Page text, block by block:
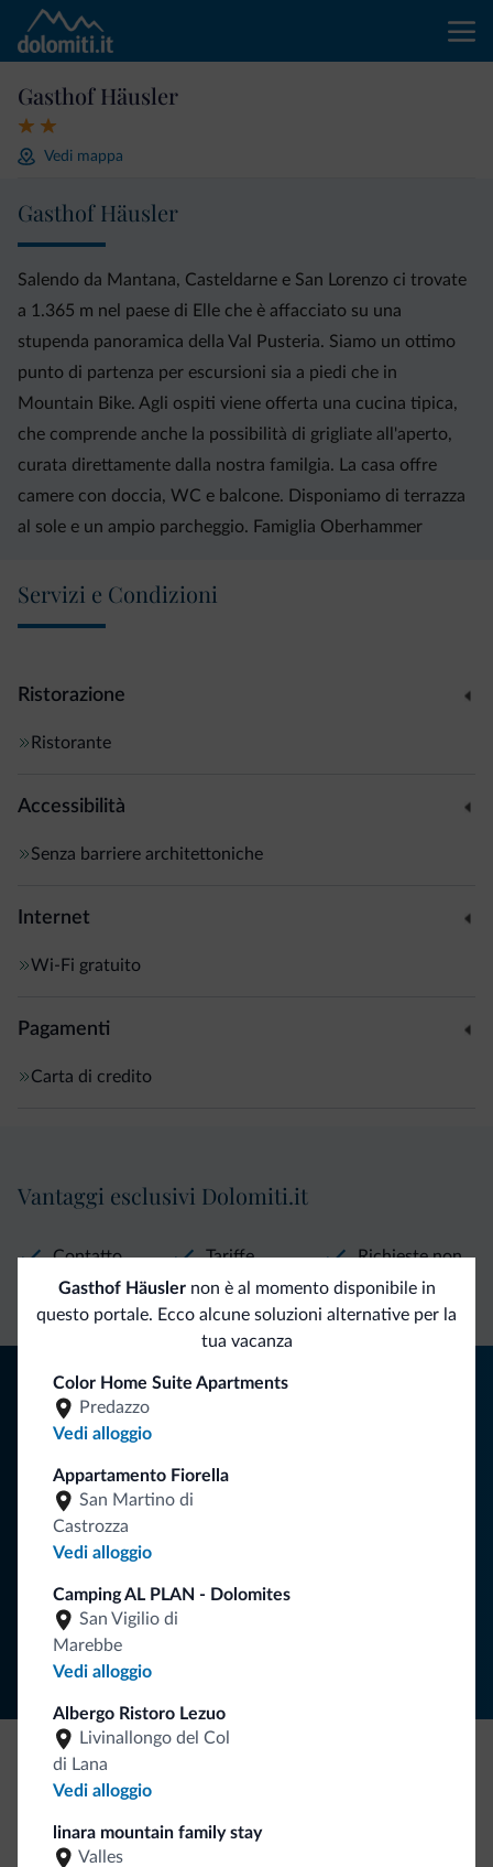
Gasthof Häusler
Vedi mappa
Gasthof Häusler
Salendo da Mantana, Casteldarne e San Lorenzo ci trovate
a 1.365 m nel paese di Elle che è affacciato su una
stupenda panoramica della Val Pusteria. Siamo un ottimo
punto di partenza per escursioni sia a piedi che in
Mountain Bike. Agli ospiti viene offerta una cucina tipica,
che comprende anche la possibilità di grigliate all'aperto,
curata direttamente dalla nostra familgia. La casa offre
camere con doccia, WC e balcone. Disponiamo di terrazza
al sole e un ampio parcheggio. Famiglia Oberhammer
Servizi e Condizioni
Ristorazione
Ristorante
Accessibilità
Senza barriere architettoniche
Internet
Wi-Fi gratuito
Pagamenti
Carta di credito
Gasthof Häuslernon è al momento disponibile in
questo portale. Ecco alcune soluzioni alternative per la
tua vacanza
Color Home Suite Apartments
Predazzo
Vedi alloggio
Appartamento Fiorella
San Martino di
Castrozza
Vedi alloggio
Camping AL PLAN - Dolomites
San Vigilio di
Marebbe
Vedi alloggio
Albergo Ristoro Lezuo
Livinallongo del Col
di Lana
Vedi alloggio
linara mountain family stay
Valles
Vantaggi esclusivi Dolomiti.it
Contatto
diretto
Tariffe
vantaggiose
Richieste non
vincolanti
Segui Dolomiti.it
Consigli dalle Dolomiti
Riceverai informazioni, offerte esclusive e news per la tua
Be Original, scopri la nuova collezione
Dolomiti.it!